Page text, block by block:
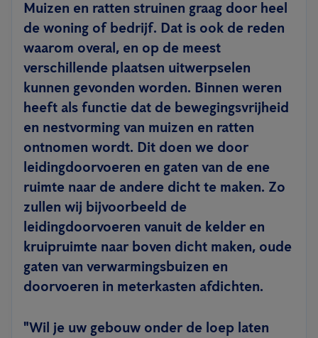
Muizen en ratten struinen graag door heel
de woning of bedrijf. Dat is ook de reden
waarom overal, en op de meest
verschillende plaatsen uitwerpselen
kunnen gevonden worden. Binnen weren
heeft als functie dat de bewegingsvrijheid
en nestvorming van muizen en ratten
ontnomen wordt. Dit doen we door
leidingdoorvoeren en gaten van de ene
ruimte naar de andere dicht te maken. Zo
zullen wij bijvoorbeeld de
leidingdoorvoeren vanuit de kelder en
kruipruimte naar boven dicht maken, oude
gaten van verwarmingsbuizen en
doorvoeren in meterkasten afdichten.
"Wil je uw gebouw onder de loep laten